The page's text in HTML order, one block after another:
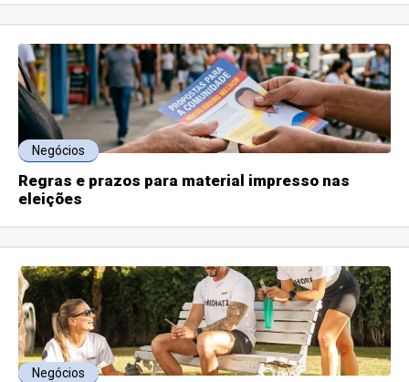
Negócios
Regras e prazos para material impresso nas
eleições
Negócios